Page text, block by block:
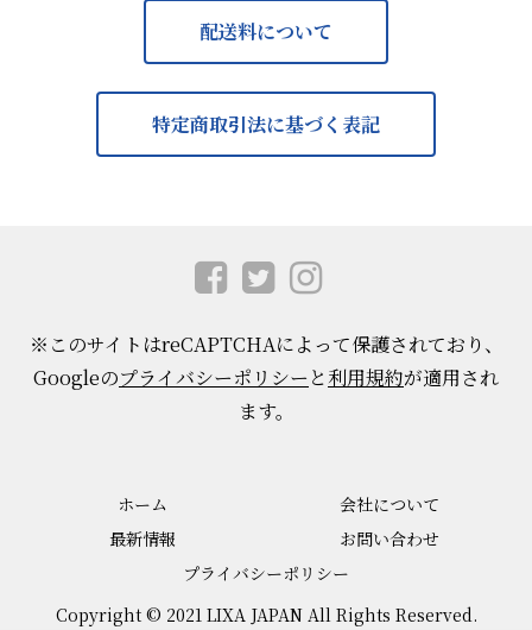
配送料について
特定商取引法に基づく表記
※このサイトはreCAPTCHAによって保護されており、
Googleのプライバシーポリシーと利用規約が適用され
ます。
ホーム
会社について
最新情報
お問い合わせ
プライバシーポリシー
Copyright © 2021 LIXA JAPAN All Rights Reserved.